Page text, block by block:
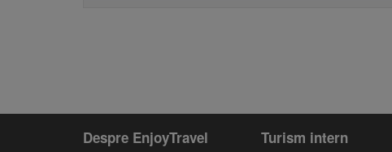
Despre EnjoyTravel Turism intern